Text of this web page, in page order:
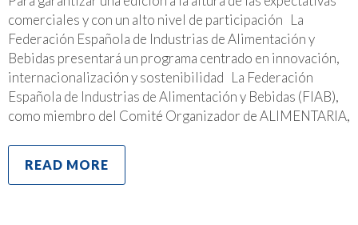
comerciales y con un alto nivel de participación La
Federación Española de Industrias de Alimentación y
Bebidas presentará un programa centrado en innovación,
internacionalización y sostenibilidad La Federación
Española de Industrias de Alimentación y Bebidas (FIAB),
como miembro del Comité Organizador de ALIMENTARIA,
READ MORE